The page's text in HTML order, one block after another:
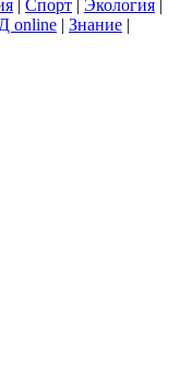
| Спорт | Экология |
online | Знание |